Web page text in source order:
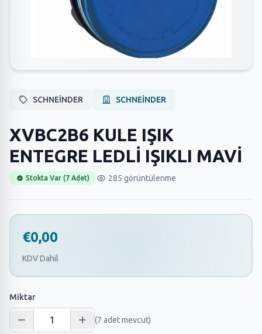
SCHNEİNDER SCHNEİNDER
XVBC2B6 KULE IŞIK
ENTEGRE LEDLİ IŞIKLI MAVİ
Stokta Var (7 Adet) 285 görüntülenme
€0,00
KDV Dahil
Miktar
(7 adet mevcut)